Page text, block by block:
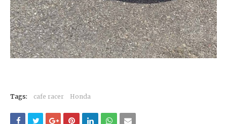
Tags: cafe racer Honda